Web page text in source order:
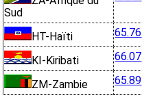
Sud
HT-Haïti 65.76
KI-Kiribati 66.07
ZM-Zambie 65.89